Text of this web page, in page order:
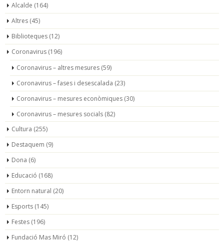
Alcalde (164)
Altres (45)
Biblioteques (12)
Coronavirus (196)
Coronavirus – altres mesures (59)
Coronavirus – fases i desescalada (23)
Coronavirus – mesures econòmiques (30)
Coronavirus – mesures socials (82)
Cultura (255)
Destaquem (9)
Dona (6)
Educació (168)
Entorn natural (20)
Esports (145)
Festes (196)
Fundació Mas Miró (12)